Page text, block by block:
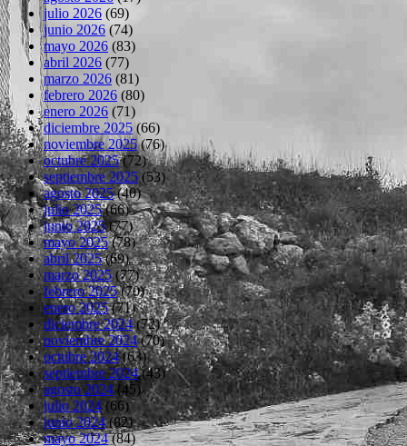
julio 2026 (69)
junio 2026 (74)
mayo 2026 (83)
abril 2026 (77)
marzo 2026 (81)
febrero 2026 (80)
enero 2026 (71)
diciembre 2025(66)
noviembre 2025(76)
octubre 2025(72)
septiembre 2025(53)
agosto 2025(40)
julio 2025(66)
junio 2025(77)
mayo 2025(78)
abril 2025(69)
marzo 2025(77)
febrero 2025(70)
enero 2025(71)
diciembre 2024(72)
noviembre 2024(70)
octubre 2024(63)
septiembre 2024(43)
agosto 2024(45)
julio 2024(66)
junio 2024(82)
mayo 2024(84)